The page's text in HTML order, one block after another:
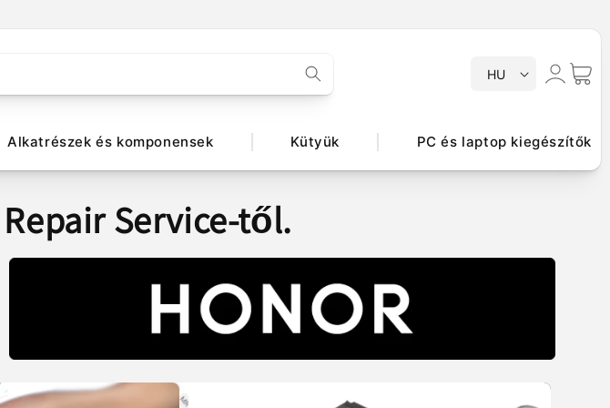
l
HUBejelentkezés
Kosár
Alkatrészek és komponensek Kütyük PC és laptop kiegészítők
Service-től.